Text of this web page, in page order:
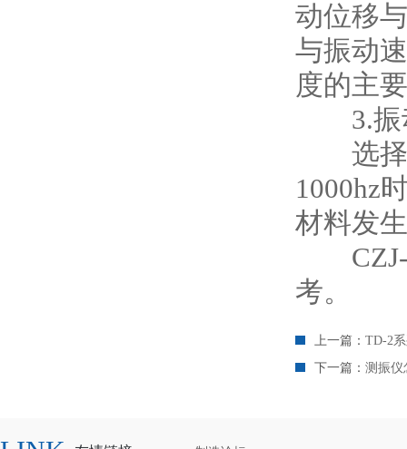
动位移
与振动
度的主
3.振
选择使
1000hz
材料发
CZJ-
考。
上一篇： TD-2
下一篇： 测振仪